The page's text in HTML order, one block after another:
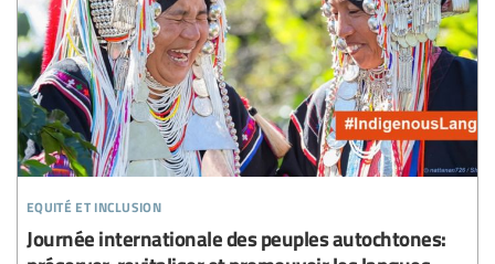
equité et inclusion
Journée internationale des peuples autochtones: